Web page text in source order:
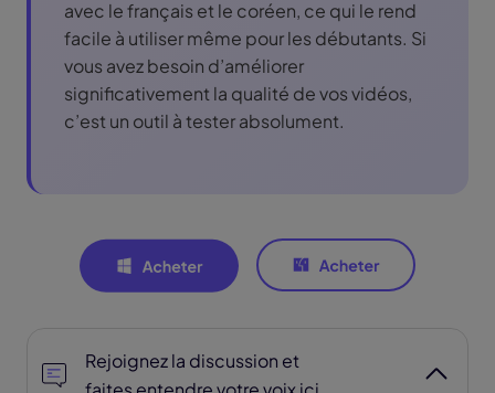
avec le français et le coréen, ce qui le rend
facile à utiliser même pour les débutants. Si
vous avez besoin d’améliorer
significativement la qualité de vos vidéos,
c’est un outil à tester absolument.
Rejoignez la discussion et